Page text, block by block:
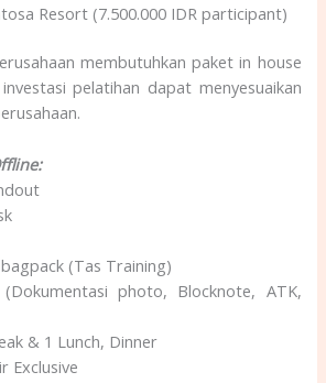
Resort (7.500.000 IDR participant)
membutuhkan paket in house
pelatihan dapat menyesuaikan
(Tas Training)
photo, Blocknote, ATK,
& 1 Lunch, Dinner
Exclusive